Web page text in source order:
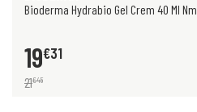
Bioderma Hydrabio Gel Crem 40 Ml Nm
19€31
21€45